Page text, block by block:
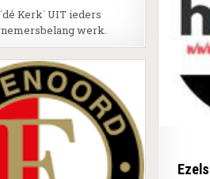
Kerk´ UIT ieders
werk.